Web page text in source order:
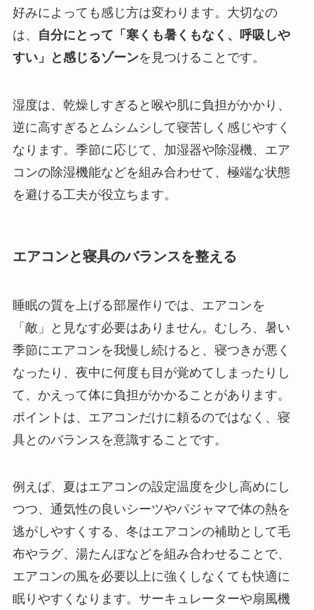
好みによっても感じ方は変わります。大切なの
は、
自分にとって「寒くも暑くもなく、呼吸しや
すい」と感じるゾーンを見つけることです。
湿度は、乾燥しすぎると喉や肌に負担がかかり、
逆に高すぎるとムシムシして寝苦しく感じやすく
なります。季節に応じて、加湿器や除湿機、エア
コンの除湿機能などを組み合わせて、極端な状態
を避ける工夫が役立ちます。
エアコンと寝具のバランスを整える
睡眠の質を上げる部屋作りでは、エアコンを
「敵」と見なす必要はありません。むしろ、暑い
季節にエアコンを我慢し続けると、寝つきが悪く
なったり、夜中に何度も目が覚めてしまったりし
て、かえって体に負担がかかることがあります。
ポイントは、エアコンだけに頼るのではなく、寝
具とのバランスを意識することです。
例えば、夏はエアコンの設定温度を少し高めにし
つつ、通気性の良いシーツやパジャマで体の熱を
逃がしやすくする、冬はエアコンの補助として毛
布やラグ、湯たんぽなどを組み合わせることで、
エアコンの風を必要以上に強くしなくても快適に
眠りやすくなります。サーキュレーターや扇風機